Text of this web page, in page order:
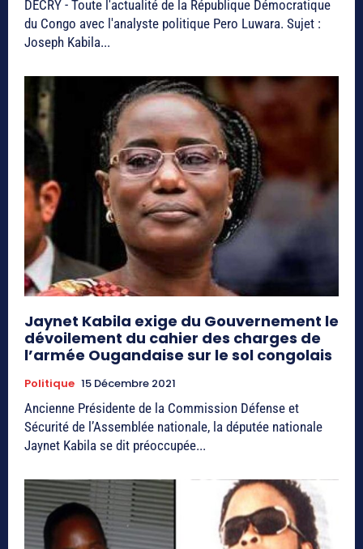
DECRY - Toute l'actualité de la République Démocratique
du Congo avec l'analyste politique Pero Luwara. Sujet :
Joseph Kabila...
Jaynet Kabila exige du Gouvernement le
dévoilement du cahier des charges de
l’armée Ougandaise sur le sol congolais
Politique 15 Décembre 2021
Ancienne Présidente de la Commission Défense et
Sécurité de l’Assemblée nationale, la députée nationale
Jaynet Kabila se dit préoccupée...